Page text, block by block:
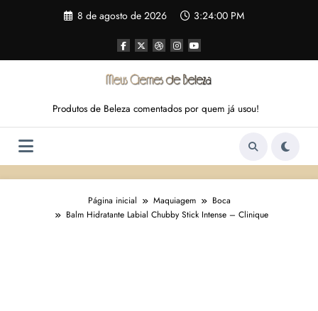
8 de agosto de 2026 3:24:01 PM
Produtos de Beleza comentados por quem já usou!
Página inicial Maquiagem
Boca
Balm Hidratante Labial Chubby Stick Intense – Clinique